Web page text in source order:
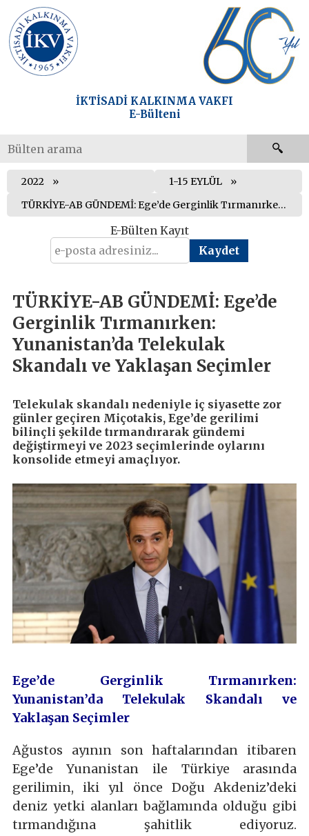
İKTİSADİ KALKINMA VAKFI
E-Bülteni
2022
1-15 EYLÜL
TÜRKİYE-AB GÜNDEMİ: Ege’de Gerginlik Tırmanırken: Yunanistan’da Telekulak Skandalı ve Yaklaşan Seçimler
E-Bülten Kayıt
TÜRKİYE-AB GÜNDEMİ: Ege’de
Gerginlik Tırmanırken:
Yunanistan’da Telekulak
Skandalı ve Yaklaşan Seçimler
Telekulak skandalı nedeniyle iç siyasette zor
günler geçiren Miçotakis, Ege’de gerilimi
bilinçli şekilde tırmandırarak gündemi
değiştirmeyi ve 2023 seçimlerinde oylarını
konsolide etmeyi amaçlıyor.
Ege’de Gerginlik Tırmanırken:
Yunanistan’da Telekulak Skandalı ve
Yaklaşan Seçimler
Ağustos ayının son haftalarından itibaren
Ege’de Yunanistan ile Türkiye arasında
gerilimin, iki yıl önce Doğu Akdeniz’deki
deniz yetki alanları bağlamında olduğu gibi
tırmandığına şahitlik ediyoruz.